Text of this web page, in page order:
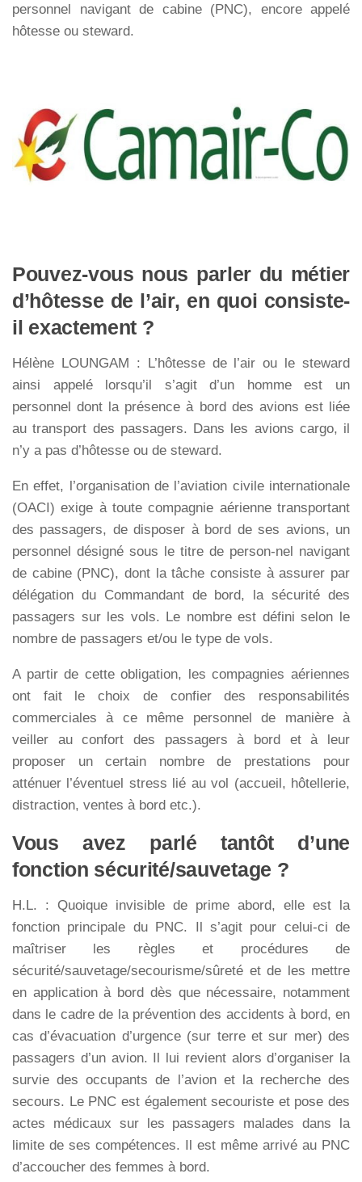
personnel navigant de cabine (PNC), encore appelé
hôtesse ou steward.
Pouvez-vous nous parler du métier
d’hôtesse de l’air, en quoi consiste-
il exactement ?
Hélène LOUNGAM : L’hôtesse de l’air ou le steward
ainsi appelé lorsqu’il s’agit d’un homme est un
personnel dont la présence à bord des avions est liée
au transport des passagers. Dans les avions cargo, il
n’y a pas d’hôtesse ou de steward.
En effet, l’organisation de l’aviation civile internationale
(OACI) exige à toute compagnie aérienne transportant
des passagers, de disposer à bord de ses avions, un
personnel désigné sous le titre de person-nel navigant
de cabine (PNC), dont la tâche consiste à assurer par
délégation du Commandant de bord, la sécurité des
passagers sur les vols. Le nombre est défini selon le
nombre de passagers et/ou le type de vols.
A partir de cette obligation, les compagnies aériennes
ont fait le choix de confier des responsabilités
commerciales à ce même personnel de manière à
veiller au confort des passagers à bord et à leur
proposer un certain nombre de prestations pour
atténuer l’éventuel stress lié au vol (accueil, hôtellerie,
distraction, ventes à bord etc.).
Vous avez parlé tantôt d’une
fonction sécurité/sauvetage ?
H.L. : Quoique invisible de prime abord, elle est la
fonction principale du PNC. Il s’agit pour celui-ci de
maîtriser les règles et procédures de
sécurité/sauvetage/secourisme/sûreté et de les mettre
en application à bord dès que nécessaire, notamment
dans le cadre de la prévention des accidents à bord, en
cas d’évacuation d’urgence (sur terre et sur mer) des
passagers d’un avion. Il lui revient alors d’organiser la
survie des occupants de l’avion et la recherche des
secours. Le PNC est également secouriste et pose des
actes médicaux sur les passagers malades dans la
limite de ses compétences. Il est même arrivé au PNC
d’accoucher des femmes à bord.